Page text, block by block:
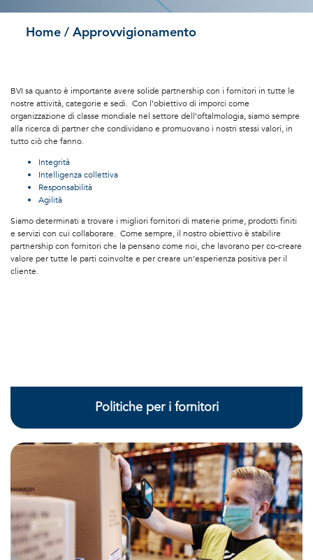
Home / Approvvigionamento
BVI sa quanto è importante avere solide partnership con i fornitori in tutte le
nostre attività, categorie e sedi. Con l’obiettivo di imporci come
organizzazione di classe mondiale nel settore dell’oftalmologia, siamo sempre
alla ricerca di partner che condividano e promuovano i nostri stessi valori, in
tutto ciò che fanno.
Integrità
Intelligenza collettiva
Responsabilità
Agilità
Siamo determinati a trovare i migliori fornitori di materie prime, prodotti finiti
e servizi con cui collaborare. Come sempre, il nostro obiettivo è stabilire
partnership con fornitori che la pensano come noi, che lavorano per co-creare
valore per tutte le parti coinvolte e per creare un’esperienza positiva per il
cliente.
Politiche per i fornitori